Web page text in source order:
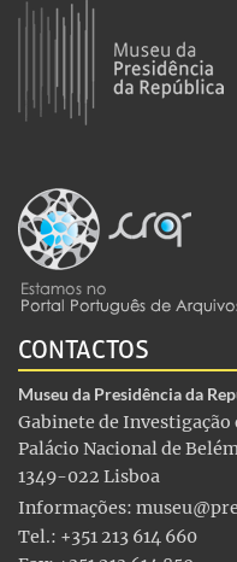
CONTACTOS
Museu da Presidência da
Gabinete de Investigação
Palácio Nacional de
1349-022 Lisboa
Informações:
Tel.: +351 213 614 660